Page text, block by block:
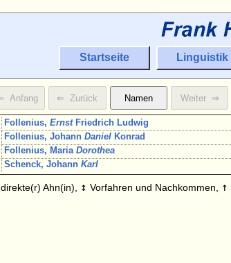
Startseite Linguistik
Follenius,ErnstFriedrich Ludwig
Follenius, JohannDaniel Konrad
Follenius, MariaDorothea
Schenck, JohannKarl
direkte(r) Ahn(in), ↕ Vorfahren und Nachkommen, ↑